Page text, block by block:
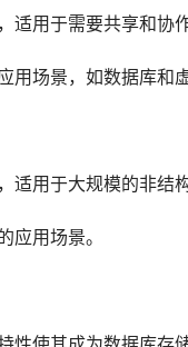
用于需要共享和协
用场景，如数据库和虚
用于大规模的非结
应用场景。